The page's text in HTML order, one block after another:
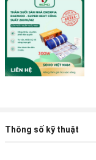
Thông số kỹ thuật